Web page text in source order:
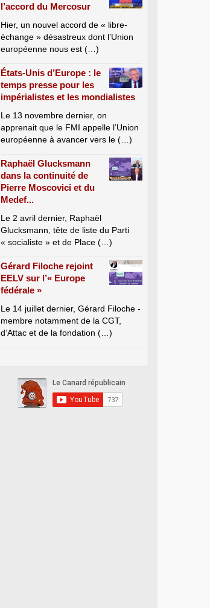
l’accord du Mercosur
Hier, un nouvel accord de « libre-
échange » désastreux dont l’Union
européenne nous est (…)
États-Unis d’Europe : le
temps presse pour les
impérialistes et les mondialistes
Le 13 novembre dernier, on
apprenait que le FMI appelle l’Union
européenne à avancer vers le (…)
Raphaël Glucksmann
dans la continuité de
Pierre Moscovici et du
Medef...
Le 2 avril dernier, Raphaël
Glucksmann, tête de liste du Parti
« socialiste » et de Place (…)
Gérard Filoche rejoint
EELV sur l’« Europe
fédérale »
Le 14 juillet dernier, Gérard Filoche -
membre notamment de la CGT,
d’Attac et de la fondation (…)